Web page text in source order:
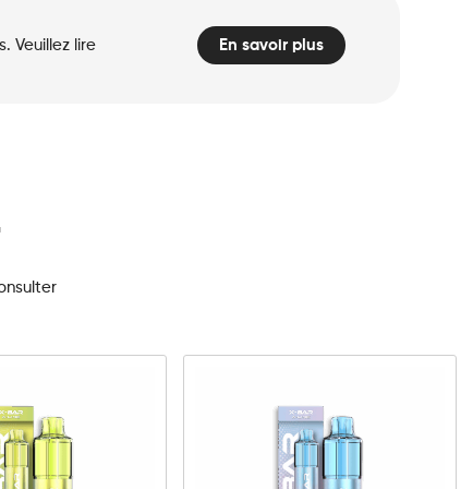
Veuillez lire
En savoir plus